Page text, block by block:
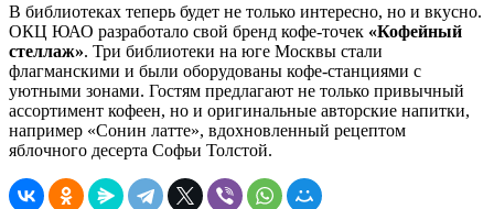
В библиотеках теперь будет не только интересно, но и вкусно.
ОКЦ ЮАО разработало свой бренд кофе-точек «Кофейный
стеллаж». Три библиотеки на юге Москвы стали
флагманскими и были оборудованы кофе-станциями с
уютными зонами. Гостям предлагают не только привычный
ассортимент кофеен, но и оригинальные авторские напитки,
например «Сонин латте», вдохновленный рецептом
яблочного десерта Софьи Толстой.